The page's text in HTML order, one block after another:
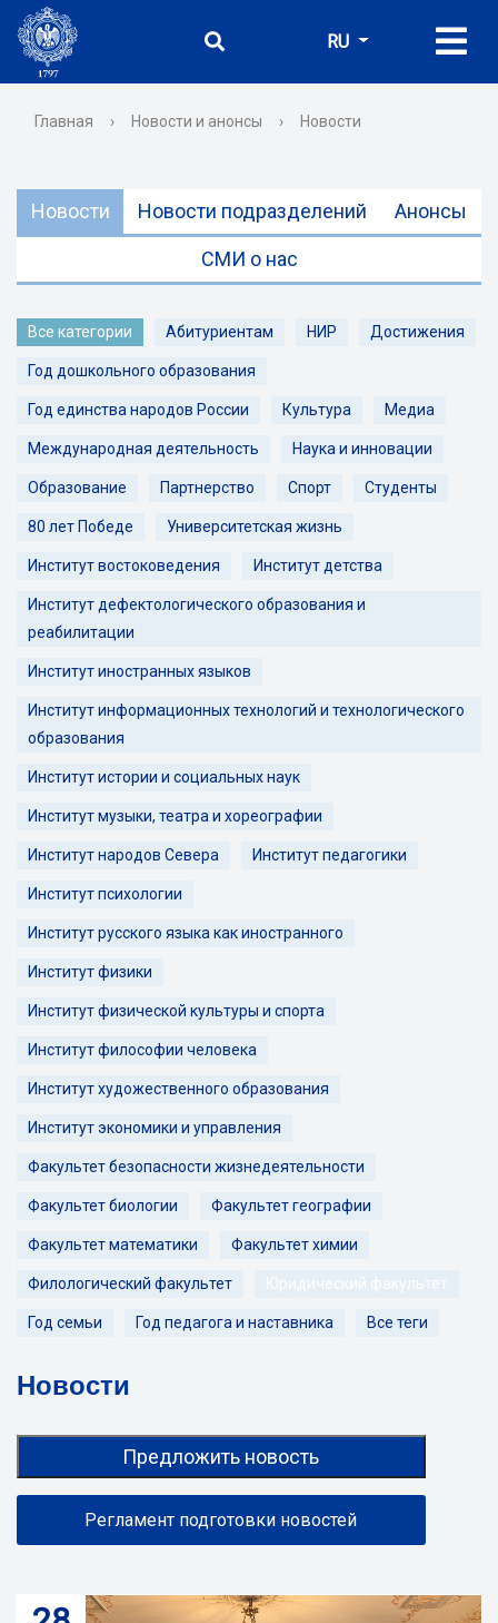
RU
Главная › Новости и анонсы › Новости
Новости Новости подразделений Анонсы
СМИ о нас
Все категории Абитуриентам НИР Достижения
Год дошкольного образования
Год единства народов России Культура Медиа
Международная деятельность Наука и инновации
Образование Партнерство Спорт Студенты
80 лет Победе Университетская жизнь
Институт востоковедения Институт детства
Институт дефектологического образования и
реабилитации
Институт иностранных языков
Институт информационных технологий и технологического
образования
Институт истории и социальных наук
Институт музыки, театра и хореографии
Институт народов Севера Институт педагогики
Институт психологии
Институт русского языка как иностранного
Институт физики
Институт физической культуры и спорта
Институт философии человека
Институт художественного образования
Институт экономики и управления
Факультет безопасности жизнедеятельности
Факультет биологии Факультет географии
Факультет математики Факультет химии
Филологический факультет Юридический факультет
Год семьи Год педагога и наставника Все теги
Новости
Предложить новость
Регламент подготовки новостей